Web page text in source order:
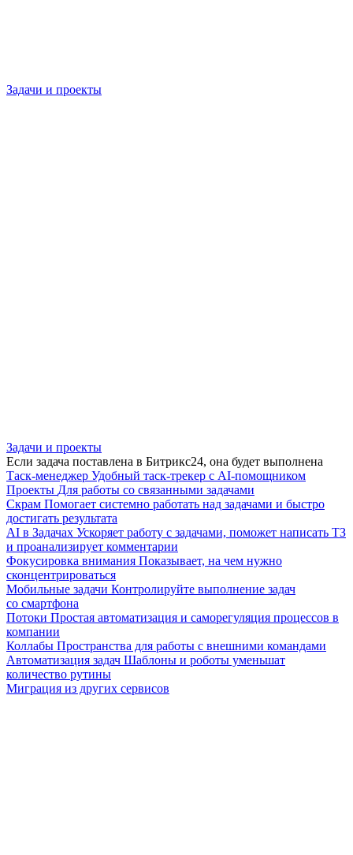
Задачи и проекты
Задачи и проекты
Если задача поставлена в Битрикс24, она будет выполнена
Таск-менеджер Удобный таск-трекер с AI-помощником
Проекты Для работы со связанными задачами
Скрам Помогает системно работать над задачами и быстро
достигать результата
AI в Задачах Ускоряет работу с задачами, поможет написать ТЗ
и проанализирует комментарии
Фокусировка внимания Показывает, на чем нужно
сконцентрироваться
Мобильные задачи Контролируйте выполнение задач
со смартфона
Потоки Простая автоматизация и саморегуляция процессов в
компании
Коллабы Пространства для работы с внешними командами
Автоматизация задач Шаблоны и роботы уменьшат
количество рутины
Миграция из других сервисов